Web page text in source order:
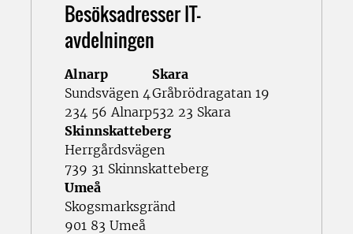
Besöksadresser IT-
avdelningen
Alnarp
Sundsvägen 4
234 56 Alnarp
Skara
Gråbrödragatan 19
532 23 Skara
Skinnskatteberg
Herrgårdsvägen
739 31 Skinnskatteberg
Umeå
Skogsmarksgränd
901 83 Umeå